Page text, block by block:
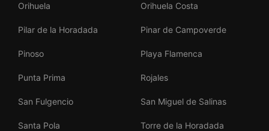
Orihuela Orihuela Costa
Pilar de la Horadada Pinar de Campoverde
Pinoso Playa Flamenca
Punta Prima Rojales
San Fulgencio San Miguel de Salinas
Santa Pola Torre de la Horadada